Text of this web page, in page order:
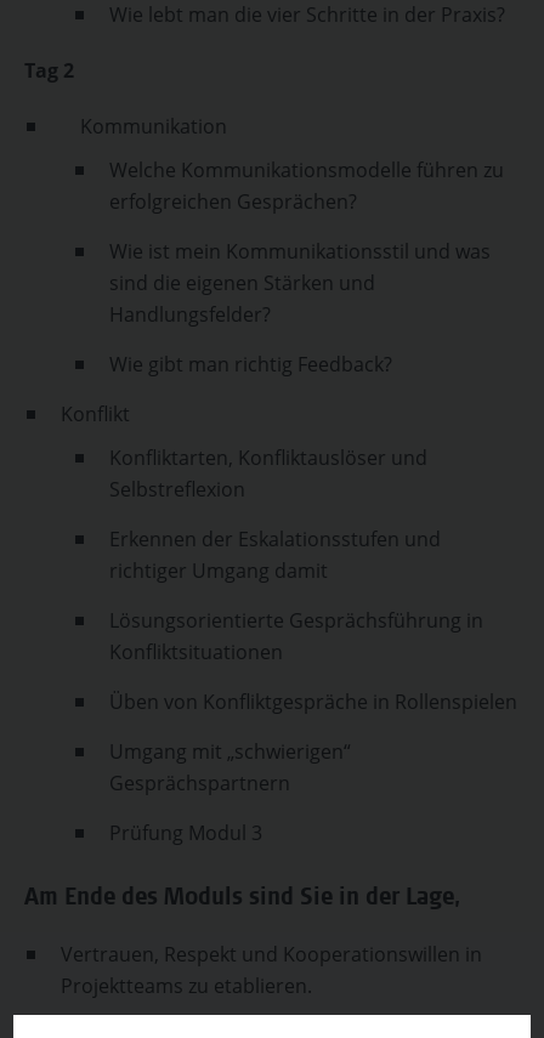
Wie lebt man die vier Schritte in der Praxis?
Tag 2
Kommunikation
Welche Kommunikationsmodelle führen zu
erfolgreichen Gesprächen?
Wie ist mein Kommunikationsstil und was
sind die eigenen Stärken und
Handlungsfelder?
Wie gibt man richtig Feedback?
Konflikt
Konfliktarten, Konfliktauslöser und
Selbstreflexion
Erkennen der Eskalationsstufen und
richtiger Umgang damit
Lösungsorientierte Gesprächsführung in
Konfliktsituationen
Üben von Konfliktgespräche in Rollenspielen
Umgang mit „schwierigen“
Gesprächspartnern
Prüfung Modul 3
Am Ende des Moduls sind Sie in der Lage,
Vertrauen, Respekt und Kooperationswillen in
Projektteams zu etablieren.